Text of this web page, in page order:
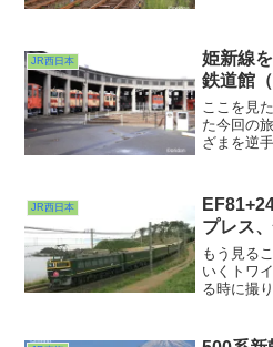
からあま
てているの
JR西日本
姫新線
鉄道館（
ここを見
た今回の
ざまを逆
たので写
入部とし
りを載せ
ドアップw
JR西日本
プレス
もう見る
いくトワ
る時に撮